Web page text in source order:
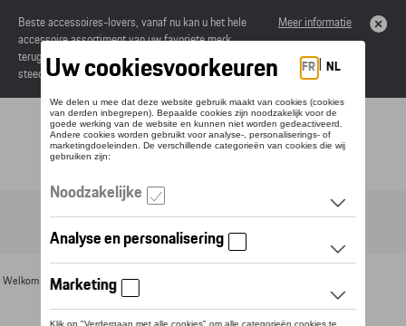
Beste accessoires-lovers, vanaf nu kan u het hele
accessoire assortiment van uw favoriete merk
terugvinden in de online catalogus. Deze kunnen
steeds besteld worden via uw dealer.
Meer informatie
Toggle navigation
Welkom >Voor u >Textiel >